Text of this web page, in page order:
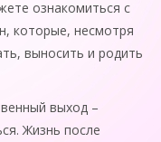
ознакомиться с
которые, несмотря
выносить и родить
выход –
Жизнь после